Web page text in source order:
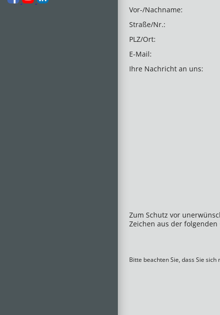
Vor-/Nachname:
Straße/Nr.:
PLZ/Ort:
E-Mail:
Ihre Nachricht an uns:
Zum Schutz vor
Zeichen aus der
Bitte beachten Sie, dass Sie